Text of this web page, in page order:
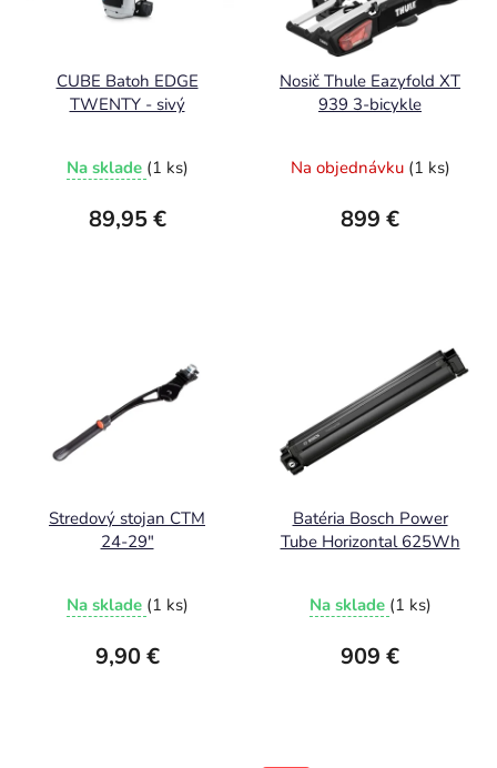
CUBE Batoh EDGE
TWENTY - sivý
Na sklade (1 ks)
89,95 €
Nosič Thule Eazyfold XT
939 3-bicykle
Na objednávku (1 ks)
899 €
Stredový stojan CTM
24-29"
Na sklade (1 ks)
9,90 €
Batéria Bosch Power
Tube Horizontal 625Wh
Na sklade (1 ks)
909 €